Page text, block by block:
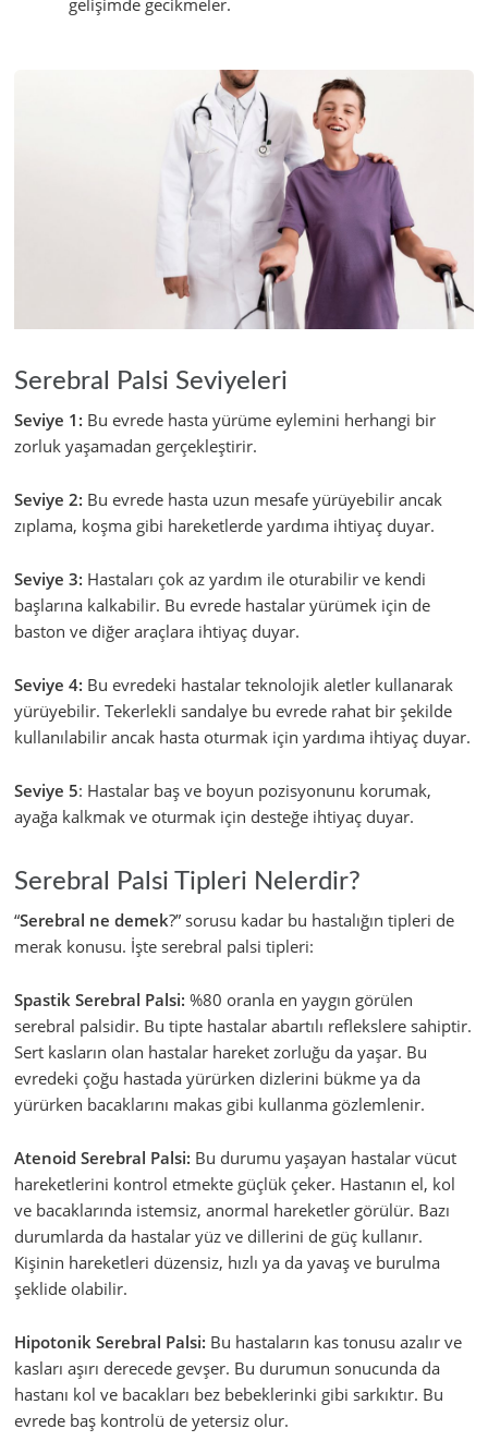
gelişimde gecikmeler.
Serebral Palsi Seviyeleri
Seviye 1: Bu evrede hasta yürüme eylemini herhangi bir
zorluk yaşamadan gerçekleştirir.
Seviye 2: Bu evrede hasta uzun mesafe yürüyebilir ancak
zıplama, koşma gibi hareketlerde yardıma ihtiyaç duyar.
Seviye 3: Hastaları çok az yardım ile oturabilir ve kendi
başlarına kalkabilir. Bu evrede hastalar yürümek için de
baston ve diğer araçlara ihtiyaç duyar.
Seviye 4: Bu evredeki hastalar teknolojik aletler kullanarak
yürüyebilir. Tekerlekli sandalye bu evrede rahat bir şekilde
kullanılabilir ancak hasta oturmak için yardıma ihtiyaç duyar.
Seviye 5: Hastalar baş ve boyun pozisyonunu korumak,
ayağa kalkmak ve oturmak için desteğe ihtiyaç duyar.
Serebral Palsi Tipleri Nelerdir?
“Serebral ne demek?” sorusu kadar bu hastalığın tipleri de
merak konusu. İşte serebral palsi tipleri:
Spastik Serebral Palsi: %80 oranla en yaygın görülen
serebral palsidir. Bu tipte hastalar abartılı reflekslere sahiptir.
Sert kasların olan hastalar hareket zorluğu da yaşar. Bu
evredeki çoğu hastada yürürken dizlerini bükme ya da
yürürken bacaklarını makas gibi kullanma gözlemlenir.
Atenoid Serebral Palsi: Bu durumu yaşayan hastalar vücut
hareketlerini kontrol etmekte güçlük çeker. Hastanın el, kol
ve bacaklarında istemsiz, anormal hareketler görülür. Bazı
durumlarda da hastalar yüz ve dillerini de güç kullanır.
Kişinin hareketleri düzensiz, hızlı ya da yavaş ve burulma
şeklide olabilir.
Hipotonik Serebral Palsi: Bu hastaların kas tonusu azalır ve
kasları aşırı derecede gevşer. Bu durumun sonucunda da
hastanı kol ve bacakları bez bebeklerinki gibi sarkıktır. Bu
evrede baş kontrolü de yetersiz olur.